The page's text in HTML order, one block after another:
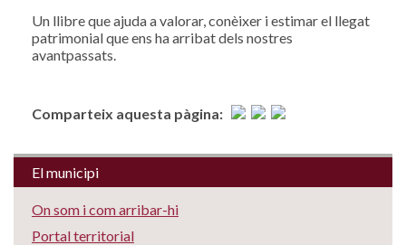
Un llibre que ajuda a valorar, conèixer i estimar el llegat
patrimonial que ens ha arribat dels nostres
avantpassats.
Comparteix aquesta pàgina:
El municipi
On som i com arribar-hi
Portal territorial